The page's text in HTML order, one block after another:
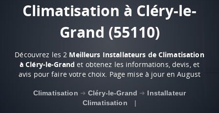
Climatisation à Cléry-le-
Grand (55110)
Découvrez les 2 Meilleurs Installateurs de Climatisation
à Cléry-le-Grand et obtenez les informations, devis, et
avis pour faire votre choix. Page mise à jour en August
Climatisation ➜Cléry-le-Grand ➜ Installateur
Climatisation
|